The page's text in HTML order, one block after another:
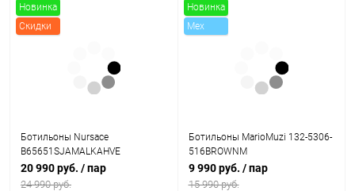
Новинка
Скидки
Ботильоны Nursace
B65651SJAMALKAHVE
20 990 руб. / пар
24 990 руб.
Новинка
Mex
Ботильоны MarioMuzi 132-5306-
516BROWNM
9 990 руб. / пар
15 990 руб.